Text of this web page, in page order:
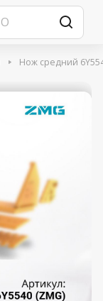
Нож средний